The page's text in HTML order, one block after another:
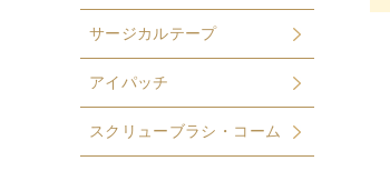
サージカルテープ
アイパッチ
スクリューブラシ・コーム